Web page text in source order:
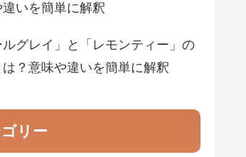
いを簡単に解釈
ルグレイ」と「レモンティー」の
？意味や違いを簡単に解釈
リー